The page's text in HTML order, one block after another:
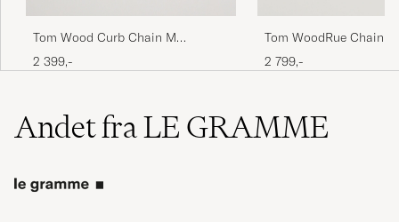
Tom Wood Curb Chain M
Necklace Silver
2 399,-
Tom WoodRue Chain
NecklaceSilver
2 799,-
Andet fra LE GRAMME